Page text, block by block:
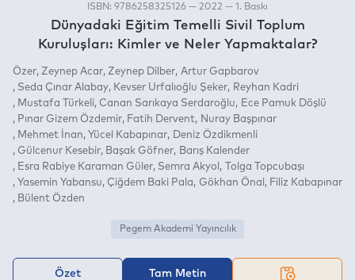
ISBN: 9786258325126 — 2022 — 1. Baskı
Dünyadaki Eğitim Temelli Sivil Toplum
Kuruluşları: Kimler ve Neler Yapmaktalar?
Özer Zeynep Acar Zeynep Dilber Artur Gapbarov
Seda Çınar Alabay
Kevser Urfalıoğlu Şeker
Reyhan Kadri
Mustafa Türkeli Canan Sarıkaya Serdaroğlu
Ece Pamuk Döşlü
Pınar Gizem Özdemir
Fatih Dervent
Nuray Başpınar
Mehmet İnan
Yücel Kabapınar
Deniz Özdikmenli
Gülcenur Kesebir
Başak Göfner
Barış Kalender
Esra Rabiye Karaman Güler Semra Akyol
Tolga Topcubaşı
Yasemin Yabansu
Çiğdem Baki Pala Gökhan Önal
Filiz Kabapınar
Bülent Özden
Pegem Akademi Yayıncılık
Özet Tam Metin